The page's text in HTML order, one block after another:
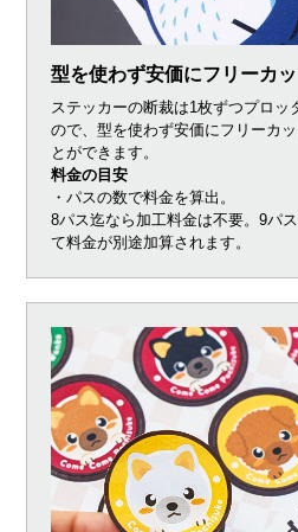
型を使わず安価にフリーカッ
ステッカーの断裁は1枚ずつプロッ
ので、型を使わず安価にフリーカ
とができます。
料金の目安
・パスの数で料金を算出。
8パス迄なら加工料金は不要。9パ
て料金が別途加算されます。